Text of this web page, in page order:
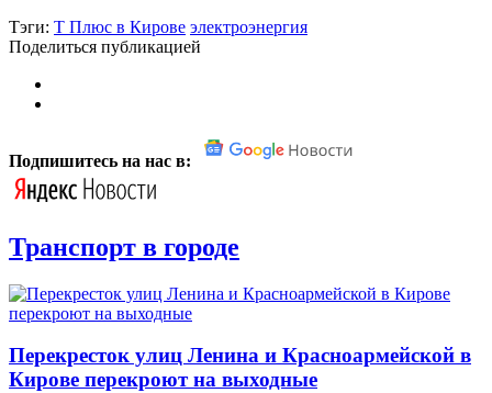
Тэги: Т Плюс в Кирове электроэнергия
Поделиться публикацией
Подпишитесь на нас в:
Транспорт в городе
Перекресток улиц Ленина и Красноармейской в
Кирове перекроют на выходные